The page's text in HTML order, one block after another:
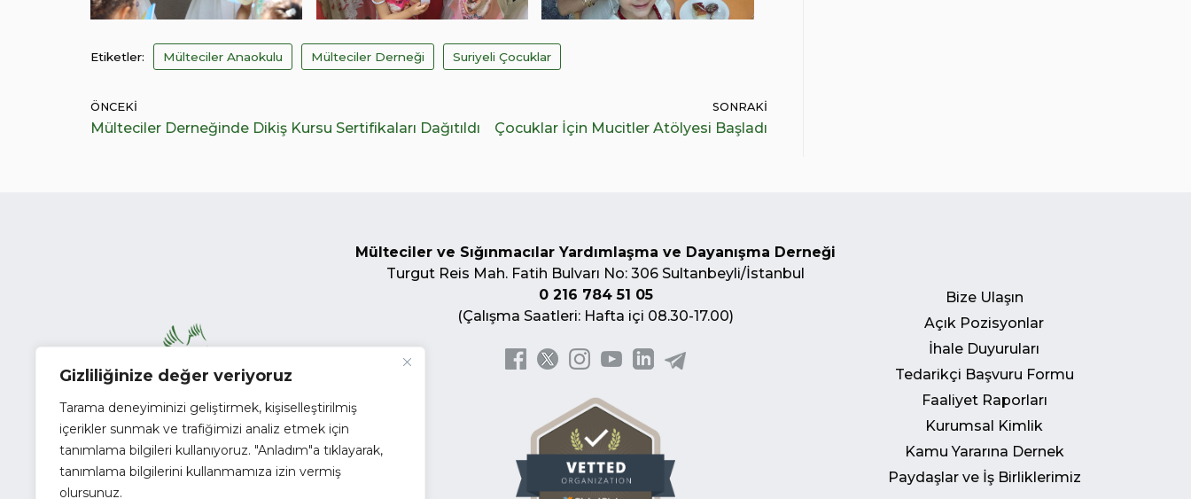
Gizliliğinize değer veriyoruz
Tarama deneyiminizi geliştirmek, kişiselleştirilmiş
içerikler sunmak ve trafiğimizi analiz etmek için
tanımlama bilgileri kullanıyoruz. "Anladım"a tıklayarak,
tanımlama bilgilerini kullanmamıza izin vermiş
olursunuz.
Etiketler: Mülteciler Anaokulu Mülteciler Derneği Suriyeli Çocuklar
ÖNCEKI
Mülteciler Derneğinde Dikiş Kursu Sertifikaları Dağıtıldı
SONRAKI
Çocuklar İçin Mucitler Atölyesi Başladı
Mülteciler ve Sığınmacılar Yardımlaşma ve Dayanışma Derneği
Turgut Reis Mah. Fatih Bulvarı No: 306 Sultanbeyli/İstanbul
0 216 784 51 05
(Çalışma Saatleri: Hafta içi 08.30-17.00)
Bize Ulaşın
Açık Pozisyonlar
İhale Duyuruları
Tedarikçi Başvuru Formu
Faaliyet Raporları
Kurumsal Kimlik
Kamu Yararına Dernek
Paydaşlar ve İş Birliklerimiz